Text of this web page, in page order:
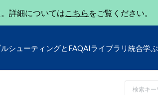
詳細についてはこちら をご覧ください。
ルシューティングとFAQAIライブラリ 統合学ぶ